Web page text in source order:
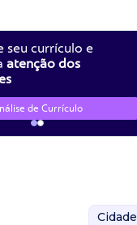
seu currículo e
atenção dos
de Currículo